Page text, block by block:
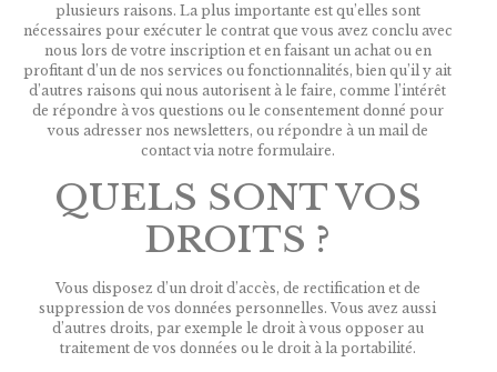
plusieurs raisons. La plus importante est qu’elles sont
nécessaires pour exécuter le contrat que vous avez conclu avec
nous lors de votre inscription et en faisant un achat ou en
profitant d’un de nos services ou fonctionnalités, bien qu’il y ait
d’autres raisons qui nous autorisent à le faire, comme l’intérêt
de répondre à vos questions ou le consentement donné pour
vous adresser nos newsletters, ou répondre à un mail de
contact via notre formulaire.
QUELS SONT VOS
DROITS ?
Vous disposez d’un droit d’accès, de rectification et de
suppression de vos données personnelles. Vous avez aussi
d’autres droits, par exemple le droit à vous opposer au
traitement de vos données ou le droit à la portabilité.